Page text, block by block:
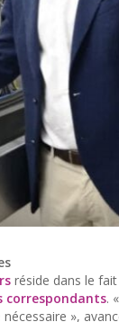
réside dans le
correspondants.
»,